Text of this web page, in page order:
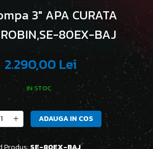
3" APA CURATA
80EX-BAJ
2.290,00 Lei
IN STOC
ADAUGA IN COS